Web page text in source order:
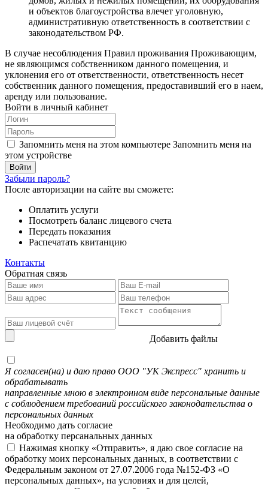
и объектов благоустройства влечет уголовную,
административную ответственность в соответствии с
законодательством РФ.
В случае несоблюдения Правил проживания Проживающим,
не являющимся собственником данного помещения, и
уклонения его от ответственности, ответственность несет
собственник данного помещения, предоставивший его в наем,
аренду или пользование.
Войти в личный кабинет
Запомнить меня на этом компьютере Запомнить меня на
этом устройстве
Забыли пароль?
После авторизации на сайте вы сможете:
Оплатить услуги
Посмотреть баланс лицевого счета
Передать показания
Распечатать квитанцию
Контакты
Обратная связь
Добавить файлы
Я согласен(на) и даю право ООО "УК Экспресс" хранить и
обрабатывать
направленные мною в электронном виде персональные данные
с соблюдением требований российского законодательства о
персональных данных
Необходимо дать согласие
на обработку персанальных данных
Нажимая кнопку «Отправить», я даю свое согласие на
обработку моих персональных данных, в соответствии с
Федеральным законом от 27.07.2006 года №152-ФЗ «О
персональных данных», на условиях и для целей,